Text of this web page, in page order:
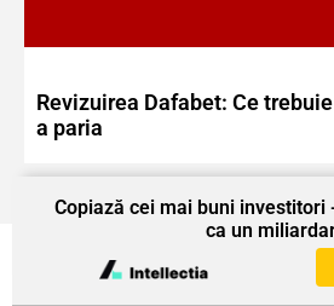
Revizuirea Dafabet: Ce
a paria
Copiază cei mai buni investitori
ca un